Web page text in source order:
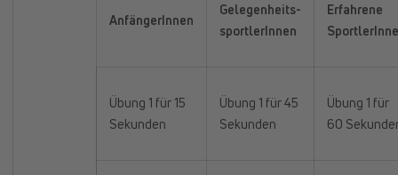
AnfängerInnen
Gelegenheits-
sportlerInnen
Erfahrene
Übung 1 für 15
Sekunden
Übung 1 für 45
Sekunden
Übung 1 für
60